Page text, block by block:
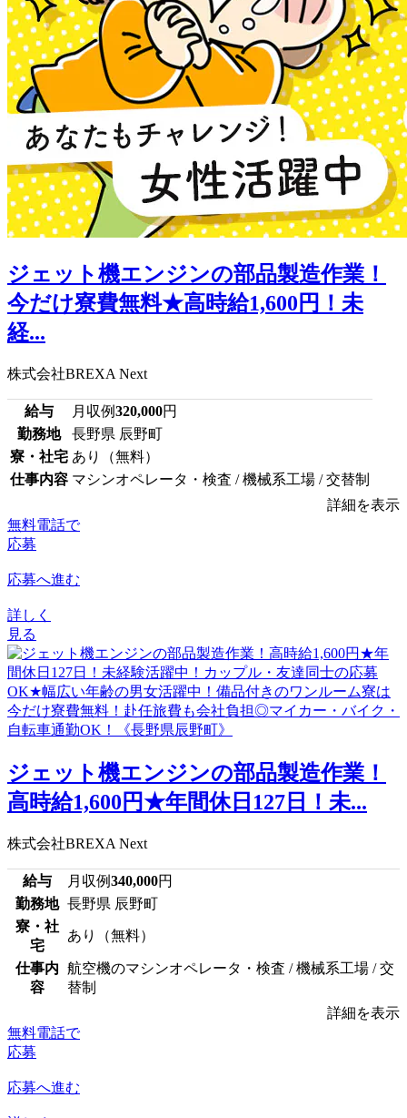
ジェット機エンジンの部品製造作業！
今だけ寮費無料★高時給1,600円！未
経...
株式会社BREXA Next
給与 月収例320,000円
勤務地
長野県 辰野町
寮・社宅 あり（無料）
仕事内容 マシンオペレータ・検査 / 機械系工場 / 交替制
詳細を表示
無料電話で
応募
応募へ進む
詳しく
見る
ジェット機エンジンの部品製造作業！
高時給1,600円★年間休日127日！未...
株式会社BREXA Next
給与 月収例340,000円
勤務地 長野県 辰野町
寮・社
宅
あり（無料）
仕事内
容
航空機のマシンオペレータ・検査 / 機械系工場 / 交
替制
詳細を表示
無料電話で
応募
応募へ進む